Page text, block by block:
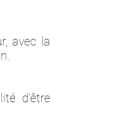
avec la
d’être